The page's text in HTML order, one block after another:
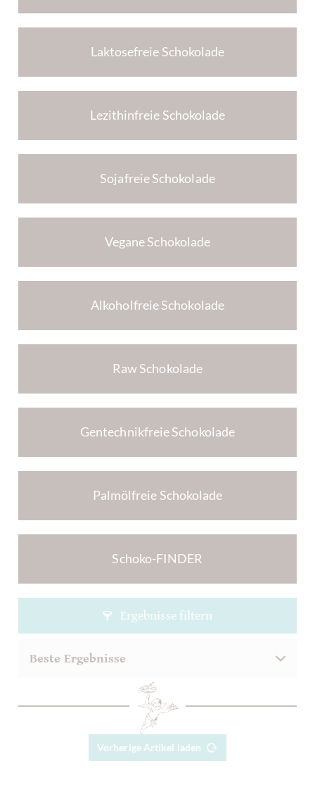
Laktosefreie Schokolade
Lezithinfreie Schokolade
Sojafreie Schokolade
Vegane Schokolade
Alkoholfreie Schokolade
Raw Schokolade
Gentechnikfreie Schokolade
Palmölfreie Schokolade
Schoko-FINDER
Ergebnisse filtern
Vorherige Artikel laden